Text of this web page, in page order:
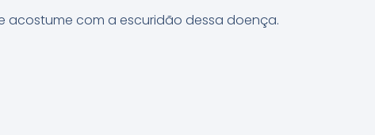
acostume com a escuridão dessa doença.